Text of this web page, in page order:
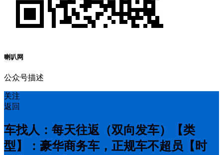
喇叭网
公众号描述
关注
返回
车找人：每天往返（双向发车）【类
型】：豪华商务车，正规车不超员【时